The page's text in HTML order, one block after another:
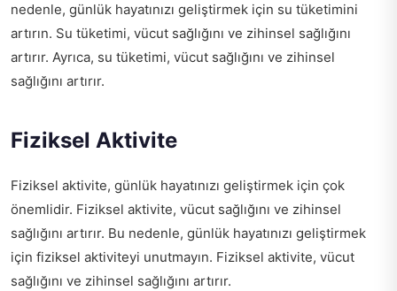
nedenle, günlük hayatınızı geliştirmek için su tüketimini
artırın. Su tüketimi, vücut sağlığını ve zihinsel sağlığını
artırır. Ayrıca, su tüketimi, vücut sağlığını ve zihinsel
sağlığını artırır.
Fiziksel Aktivite
Fiziksel aktivite, günlük hayatınızı geliştirmek için çok
önemlidir. Fiziksel aktivite, vücut sağlığını ve zihinsel
sağlığını artırır. Bu nedenle, günlük hayatınızı geliştirmek
için fiziksel aktiviteyi unutmayın. Fiziksel aktivite, vücut
sağlığını ve zihinsel sağlığını artırır.